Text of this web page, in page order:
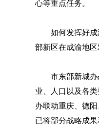
心等重点任务。
如何发挥好
部新区在成渝地区
市东部新城
业、人口以及各
办联动重庆、德
已将部分战略成